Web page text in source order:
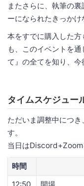
またさらに、執筆の
ーになられたきっかけ
本をすでに購入した
も、このイベントを
て』の全てを知り、今
タイムスケジュー
ただいま調整中につ
す。
当日はDiscord+Zoom
時間
12:50
開場